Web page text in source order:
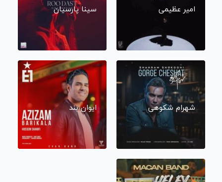
امیر عظیمی سینا پارسیان
شهرام شکوهی ایوان بند